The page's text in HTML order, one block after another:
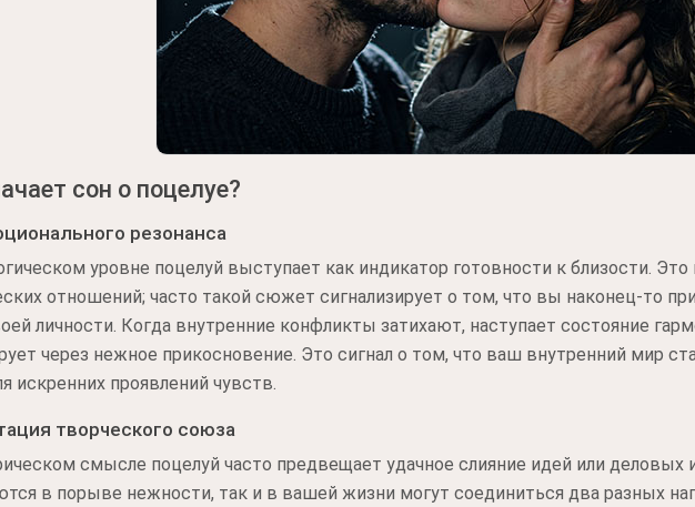
сон о поцелуе?
резонанса
уровне поцелуй выступает как индикатор готовности к близости. Это
отношений; часто такой сюжет сигнализирует о том, что вы наконец-то
личности. Когда внутренние конфликты затихают, наступает состояние
через нежное прикосновение. Это сигнал о том, что ваш внутренний мир
искренних проявлений чувств.
творческого союза
смысле поцелуй часто предвещает удачное слияние идей или деловых
в порыве нежности, так и в вашей жизни могут соединиться два разных